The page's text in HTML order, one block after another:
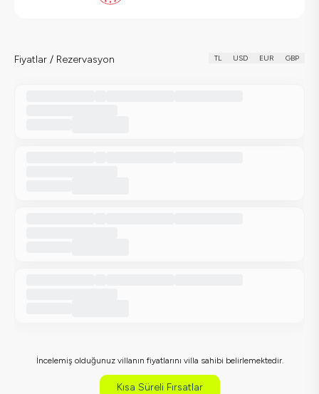
Fiyatlar / Rezervasyon TL USD EUR GBP
İncelemiş olduğunuz villanın fiyatlarını villa sahibi belirlemektedir.
Kısa Süreli Fırsatlar